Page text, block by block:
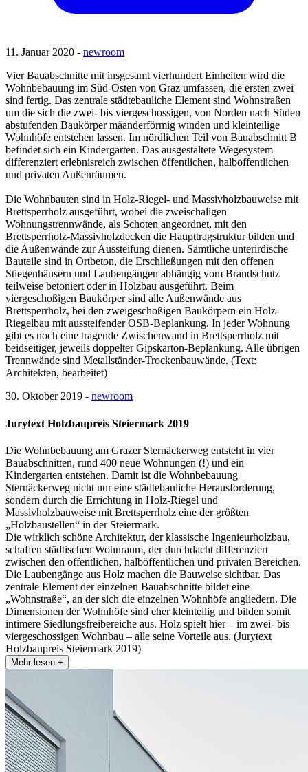
11. Januar 2020 - newroom
Vier Bauabschnitte mit insgesamt vierhundert Einheiten wird die
Wohnbebauung im Süd-Osten von Graz umfassen, die ersten zwei
sind fertig. Das zentrale städtebauliche Element sind Wohnstraßen
um die sich die zwei- bis viergeschossigen, von Norden nach Süden
abstufenden Baukörper mäanderförmig winden und kleinteilige
Wohnhöfe entstehen lassen. Im nördlichen Teil von Bauabschnitt B
befindet sich ein Kindergarten. Das ausgestaltete Wegesystem
differenziert erlebnisreich zwischen öffentlichen, halböffentlichen
und privaten Außenräumen.
Die Wohnbauten sind in Holz-Riegel- und Massivholzbauweise mit
Brettsperrholz ausgeführt, wobei die zweischaligen
Wohnungstrennwände, als Schoten angeordnet, mit den
Brettsperrholz-Massivholzdecken die Haupttragstruktur bilden und
die Außenwände zur Aussteifung dienen. Sämtliche unterirdische
Bauteile sind in Ortbeton, die Erschließungen mit den offenen
Stiegenhäusern und Laubengängen abhängig vom Brandschutz
teilweise betoniert oder in Holzbau ausgeführt. Beim
viergeschoßigen Baukörper sind alle Außenwände aus
Brettsperrholz, bei den zweigeschoßigen Baukörpern ein Holz-
Riegelbau mit aussteifender OSB-Beplankung. In jeder Wohnung
gibt es noch eine tragende Zwischenwand in Brettsperrholz mit
beidseitiger, jeweils doppelter Gipskarton-Beplankung. Alle übrigen
Trennwände sind Metallständer-Trockenbauwände. (Text:
Architekten, bearbeitet)
30. Oktober 2019 - newroom
Jurytext Holzbaupreis Steiermark 2019
Die Wohnbebauung am Grazer Sternäckerweg entsteht in vier
Bauabschnitten, rund 400 neue Wohnungen (!) und ein
Kindergarten entstehen. Damit ist die Wohnbebauung
Sternäckerweg nicht nur eine städtebauliche Herausforderung,
sondern durch die Errichtung in Holz-Riegel und
Massivholzbauweise mit Brettsperrholz eine der größten
„Holzbaustellen“ in der Steiermark.
Die wirklich schöne Architektur, der klassische Ingenieurholzbau,
schaffen städtischen Wohnraum, der durchdacht differenziert
zwischen den öffentlichen, halböffentlichen und privaten Bereichen.
Die Laubengänge aus Holz machen die Bauweise sichtbar. Das
zentrale Element der einzelnen Bauabschnitte bildet eine
„Wohnstraße“, an der sich die einzelnen Wohnhöfe angliedern. Die
Dimensionen der Wohnhöfe sind eher kleinteilig und bilden somit
intimere Siedlungsfreibereiche aus. Holz spielt hier – im zwei- bis
viergeschossigen Wohnbau – alle seine Vorteile aus. (Jurytext
Holzbaupreis Steiermark 2019)
Mehr lesen +